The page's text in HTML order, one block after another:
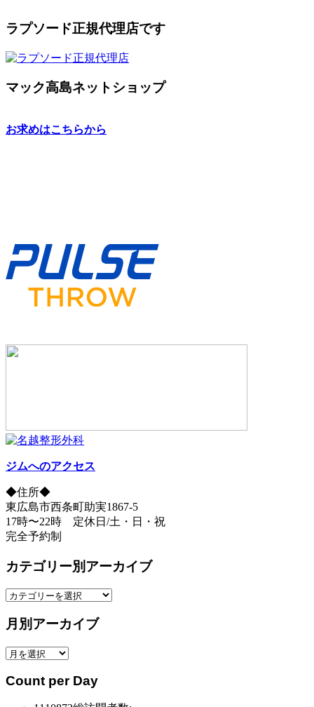
ラプソード正規代理店です
マック高島ネットショップ
お求めはこちらから
ジムへのアクセス
◆住所◆
東広島市西条町助実1867-5
17時〜22時 定休日/土・日・祝
完全予約制
カテゴリー別アーカイブ
カ
ゴ
ー
ア
月別アーカイブ
月
ア
Count per Day